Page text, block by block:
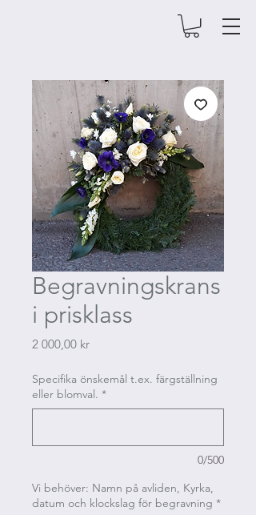
Begravningskrans
i prisklass
2 000,00 krPris
Specifika önskemål t.ex. färgställning
eller blomval. *
0/500
Vi behöver: Namn på avliden, Kyrka,
datum och klockslag för begravning *